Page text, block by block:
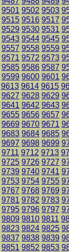
9501 9502 9503
9515 9516 9517
9529 9530 9531
9543 9544 9545
9557 9558 9559
9571 9572 9573
9585 9586 9587
9599 9600 9601
9613 9614 9615
9627 9628 9629
9641 9642 9643
9655 9656 9657
9669 9670 9671
9683 9684 9685
9697 9698 9699
9711 9712 9713
9725 9726 9727
9739 9740 9741
9753 9754 9755
9767 9768 9769
9781 9782 9783
9795 9796 9797
9809 9810 9811
9823 9824 9825
9837 9838 9839
9851 9852 9853